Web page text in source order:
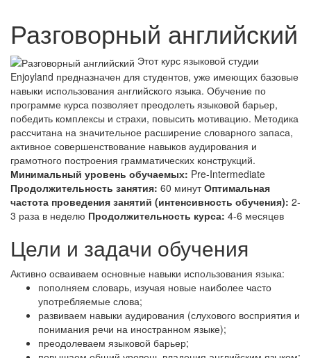
Разговорный английский
Этот курс языковой студии
Enjoyland предназначен для студентов, уже имеющих базовые
навыки использования английского языка. Обучение по
программе курса позволяет преодолеть языковой барьер,
победить комплексы и страхи, повысить мотивацию. Методика
рассчитана на значительное расширение словарного запаса,
активное совершенствование навыков аудирования и
грамотного построения грамматических конструкций.
Минимальный уровень обучаемых: Pre-Intermediate
Продолжительность занятия: 60 минутОптимальная
частота проведения занятий (интенсивность обучения): 2-
3 раза в неделю Продолжительность курса: 4-6 месяцев
Цели и задачи обучения
Активно осваиваем основные навыки использования языка:
пополняем словарь, изучая новые наиболее часто
употребляемые слова;
развиваем навыки аудирования (слухового восприятия и
понимания речи на иностранном языке);
преодолеваем языковой барьер;